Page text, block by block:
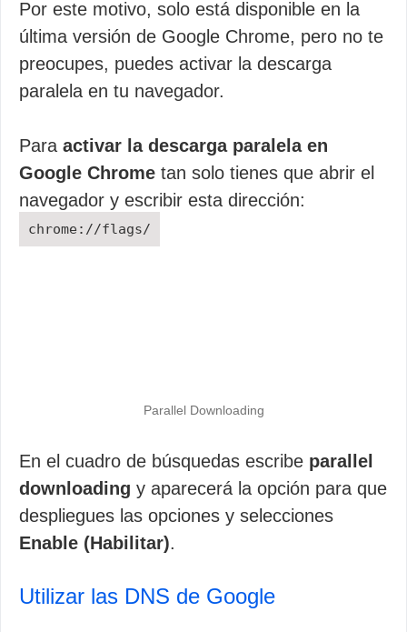
Por este motivo, solo está disponible en la
última versión de Google Chrome, pero no te
preocupes, puedes activar la descarga
paralela en tu navegador.
Para activar la descarga paralela en
Google Chrome tan solo tienes que abrir el
navegador y escribir esta dirección:
chrome://flags/
Parallel Downloading
En el cuadro de búsquedas escribe parallel
downloading y aparecerá la opción para que
despliegues las opciones y selecciones
Enable (Habilitar).
Utilizar las DNS de Google